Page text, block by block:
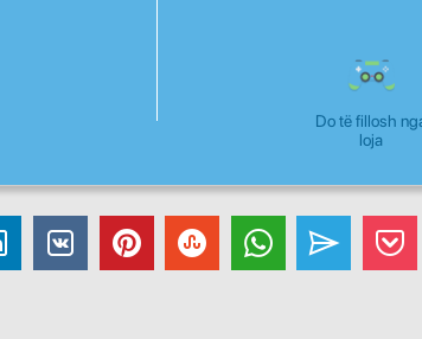
Do të fillosh
loja